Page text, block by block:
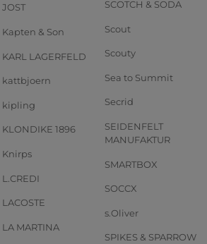
JOST
Kapten & Son
KARL LAGERFELD
kattbjoern
kipling
KLONDIKE 1896
Knirps
L.CREDI
LACOSTE
LA MARTINA
SCOTCH & SODA
Scout
Scouty
Sea to Summit
Secrid
SEIDENFELT
MANUFAKTUR
SMARTBOX
SOCCX
s.Oliver
SPIKES & SPARROW